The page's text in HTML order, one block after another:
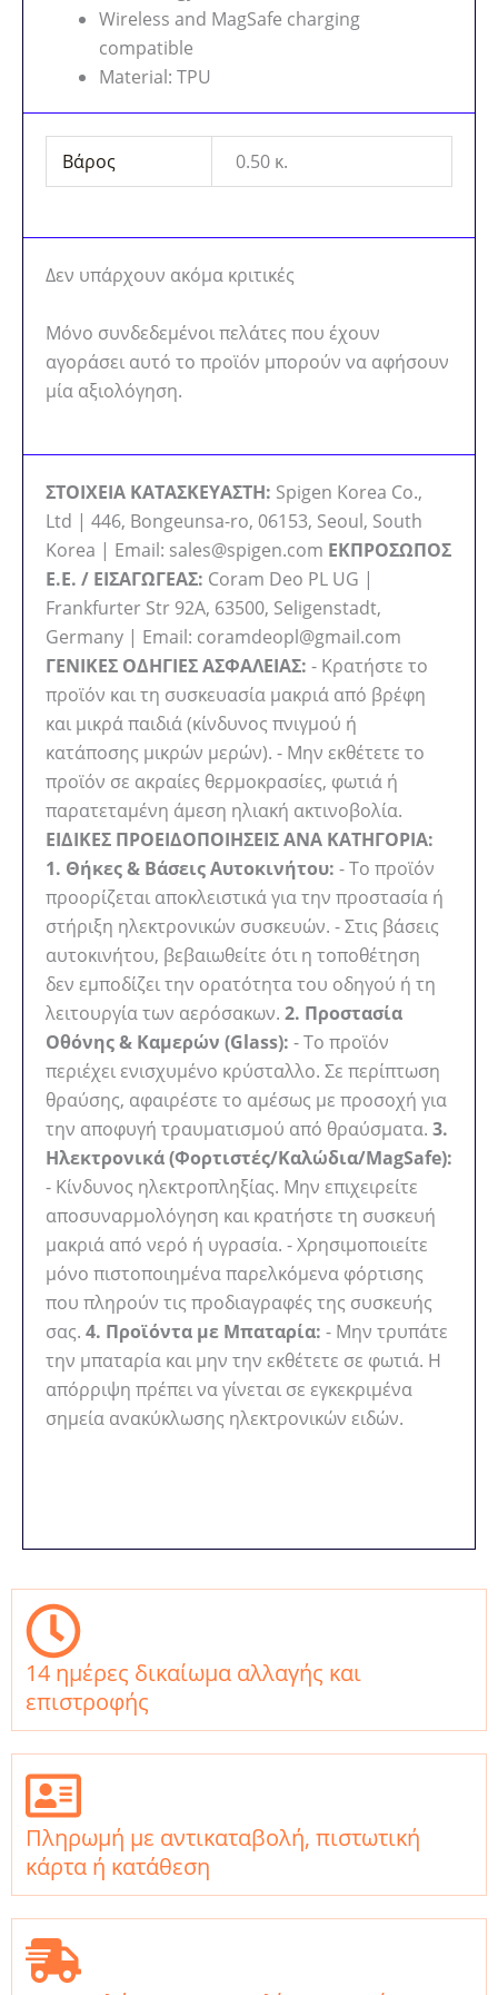
Wireless and MagSafe charging
compatible
Material: TPU
Βάρος 0.50 κ.
Δεν υπάρχουν ακόμα κριτικές
Μόνο συνδεδεμένοι πελάτες που έχουν
αγοράσει αυτό το προϊόν μπορούν να αφήσουν
μία αξιολόγηση.
ΣΤΟΙΧΕΙΑ ΚΑΤΑΣΚΕΥΑΣΤΗ: Spigen Korea Co.,
Ltd | 446, Bongeunsa-ro, 06153, Seoul, South
Korea | Email: sales@spigen.com ΕΚΠΡΟΣΩΠΟΣ
Ε.Ε. / ΕΙΣΑΓΩΓΕΑΣ: Coram Deo PL UG |
Frankfurter Str 92A, 63500, Seligenstadt,
Germany | Email: coramdeopl@gmail.com
ΓΕΝΙΚΕΣ ΟΔΗΓΙΕΣ ΑΣΦΑΛΕΙΑΣ: - Κρατήστε το
προϊόν και τη συσκευασία μακριά από βρέφη
και μικρά παιδιά (κίνδυνος πνιγμού ή
κατάποσης μικρών μερών). - Μην εκθέτετε το
προϊόν σε ακραίες θερμοκρασίες, φωτιά ή
παρατεταμένη άμεση ηλιακή ακτινοβολία.
ΕΙΔΙΚΕΣ ΠΡΟΕΙΔΟΠΟΙΗΣΕΙΣ ΑΝΑ ΚΑΤΗΓΟΡΙΑ:
1. Θήκες & Βάσεις Αυτοκινήτου: - Το προϊόν
προορίζεται αποκλειστικά για την προστασία ή
στήριξη ηλεκτρονικών συσκευών. - Στις βάσεις
αυτοκινήτου, βεβαιωθείτε ότι η τοποθέτηση
δεν εμποδίζει την ορατότητα του οδηγού ή τη
λειτουργία των αερόσακων. 2. Προστασία
Οθόνης & Καμερών (Glass): - Το προϊόν
περιέχει ενισχυμένο κρύσταλλο. Σε περίπτωση
θραύσης, αφαιρέστε το αμέσως με προσοχή για
την αποφυγή τραυματισμού από θραύσματα. 3.
Ηλεκτρονικά (Φορτιστές/Καλώδια/MagSafe):
- Κίνδυνος ηλεκτροπληξίας. Μην επιχειρείτε
αποσυναρμολόγηση και κρατήστε τη συσκευή
μακριά από νερό ή υγρασία. - Χρησιμοποιείτε
μόνο πιστοποιημένα παρελκόμενα φόρτισης
που πληρούν τις προδιαγραφές της συσκευής
σας. 4. Προϊόντα με Μπαταρία: - Μην τρυπάτε
την μπαταρία και μην την εκθέτετε σε φωτιά. Η
απόρριψη πρέπει να γίνεται σε εγκεκριμένα
σημεία ανακύκλωσης ηλεκτρονικών ειδών.
14 ημέρες δικαίωμα αλλαγής και
επιστροφής
Πληρωμή με αντικαταβολή, πιστωτική
κάρτα ή κατάθεση